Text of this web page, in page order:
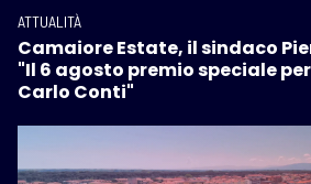
ATTUALITÀ
Camaiore Estate, il sindaco
"Il 6 agosto premio speciale per
Carlo Conti"